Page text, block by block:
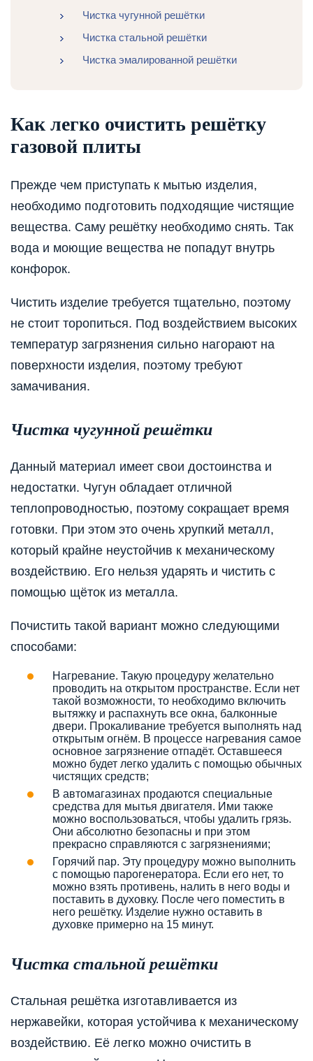
Чистка чугунной решётки
Чистка стальной решётки
Чистка эмалированной решётки
Как легко очистить решётку
газовой плиты
Прежде чем приступать к мытью изделия,
необходимо подготовить подходящие чистящие
вещества. Саму решётку необходимо снять. Так
вода и моющие вещества не попадут внутрь
конфорок.
Чистить изделие требуется тщательно, поэтому
не стоит торопиться. Под воздействием высоких
температур загрязнения сильно нагорают на
поверхности изделия, поэтому требуют
замачивания.
Чистка чугунной решётки
Данный материал имеет свои достоинства и
недостатки. Чугун обладает отличной
теплопроводностью, поэтому сокращает время
готовки. При этом это очень хрупкий металл,
который крайне неустойчив к механическому
воздействию. Его нельзя ударять и чистить с
помощью щёток из металла.
Почистить такой вариант можно следующими
способами:
Нагревание. Такую процедуру желательно
проводить на открытом пространстве. Если нет
такой возможности, то необходимо включить
вытяжку и распахнуть все окна, балконные
двери. Прокаливание требуется выполнять над
открытым огнём. В процессе нагревания самое
основное загрязнение отпадёт. Оставшееся
можно будет легко удалить с помощью обычных
чистящих средств;
В автомагазинах продаются специальные
средства для мытья двигателя. Ими также
можно воспользоваться, чтобы удалить грязь.
Они абсолютно безопасны и при этом
прекрасно справляются с загрязнениями;
Горячий пар. Эту процедуру можно выполнить
с помощью парогенератора. Если его нет, то
можно взять противень, налить в него воды и
поставить в духовку. После чего поместить в
него решётку. Изделие нужно оставить в
духовке примерно на 15 минут.
Чистка стальной решётки
Стальная решётка изготавливается из
нержавейки, которая устойчива к механическому
воздействию. Её легко можно очистить в